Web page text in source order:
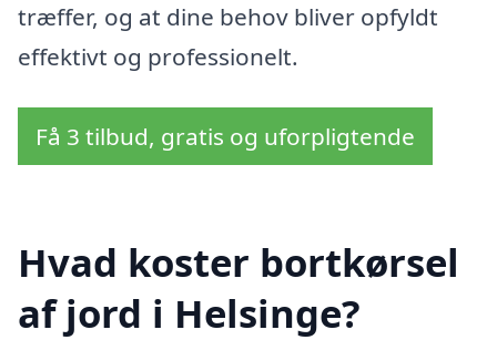
træffer, og at dine behov bliver opfyldt
effektivt og professionelt.
Få 3 tilbud, gratis og uforpligtende
Hvad koster bortkørsel
af jord i Helsinge?